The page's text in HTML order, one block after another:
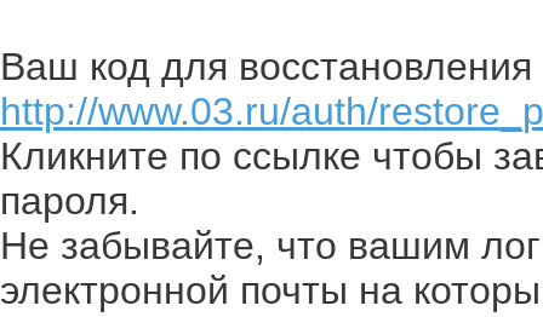
Ваш код для восстановления
http://www.03.ru/auth/
Кликните по ссылке чтобы
пароля.
Не забывайте, что вашим
электронной почты на